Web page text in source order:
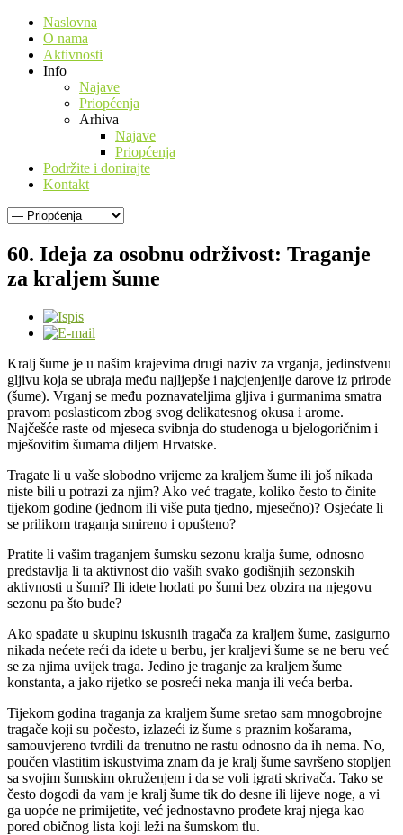
Naslovna
O nama
Aktivnosti
Info
Najave
Priopćenja
Arhiva
Najave
Priopćenja
Podržite i donirajte
Kontakt
60. Ideja za osobnu održivost: Traganje
za kraljem šume
Kralj šume je u našim krajevima drugi naziv za vrganja, jedinstvenu
gljivu koja se ubraja među najljepše i najcjenjenije darove iz prirode
(šume). Vrganj se među poznavateljima gljiva i gurmanima smatra
pravom poslasticom zbog svog delikatesnog okusa i arome.
Najčešće raste od mjeseca svibnja do studenoga u bjelogoričnim i
mješovitim šumama diljem Hrvatske.
Tragate li u vaše slobodno vrijeme za kraljem šume ili još nikada
niste bili u potrazi za njim? Ako već tragate, koliko često to činite
tijekom godine (jednom ili više puta tjedno, mjesečno)? Osjećate li
se prilikom traganja smireno i opušteno?
Pratite li vašim traganjem šumsku sezonu kralja šume, odnosno
predstavlja li ta aktivnost dio vaših svako godišnjih sezonskih
aktivnosti u šumi? Ili idete hodati po šumi bez obzira na njegovu
sezonu pa što bude?
Ako spadate u skupinu iskusnih tragača za kraljem šume, zasigurno
nikada nećete reći da idete u berbu, jer kraljevi šume se ne beru već
se za njima uvijek traga. Jedino je traganje za kraljem šume
konstanta, a jako rijetko se posreći neka manja ili veća berba.
Tijekom godina traganja za kraljem šume sretao sam mnogobrojne
tragače koji su počesto, izlazeći iz šume s praznim košarama,
samouvjereno tvrdili da trenutno ne rastu odnosno da ih nema. No,
poučen vlastitim iskustvima znam da je kralj šume savršeno stopljen
sa svojim šumskim okruženjem i da se voli igrati skrivača. Tako se
često dogodi da vam je kralj šume tik do desne ili lijeve noge, a vi
ga uopće ne primijetite, već jednostavno prođete kraj njega kao
pored običnog lista koji leži na šumskom tlu.